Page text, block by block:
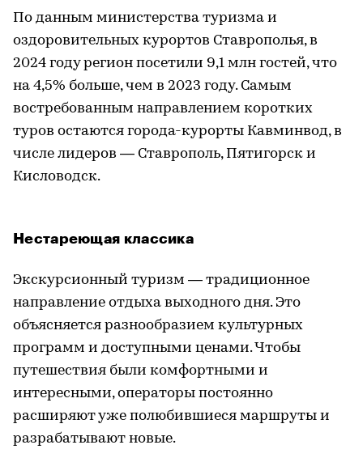
По данным министерства туризма и
оздоровительных курортов Ставрополья, в
2024 году регион посетили 9,1 млн гостей, что
на 4,5% больше, чем в 2023 году. Самым
востребованным направлением коротких
туров остаются города-курорты Кавминвод, в
числе лидеров — Ставрополь, Пятигорск и
Кисловодск.
Нестареющая классика
Экскурсионный туризм — традиционное
направление отдыха выходного дня. Это
объясняется разнообразием культурных
программ и доступными ценами. Чтобы
путешествия были комфортными и
интересными, операторы постоянно
расширяют уже полюбившиеся маршруты и
разрабатывают новые.